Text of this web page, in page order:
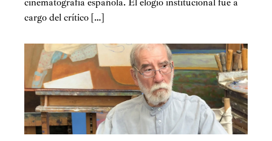
cinematografía española. El elogio institucional fue a
cargo del crítico […]